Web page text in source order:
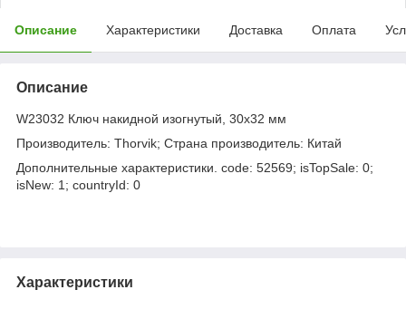
Описание Характеристики Доставка Оплата
Описание
W23032 Ключ накидной изогнутый, 30x32 мм
Производитель: Thorvik; Страна производитель: Китай
Дополнительные характеристики. code: 52569; isTopSale: 0;
isNew: 1; countryId: 0
Характеристики